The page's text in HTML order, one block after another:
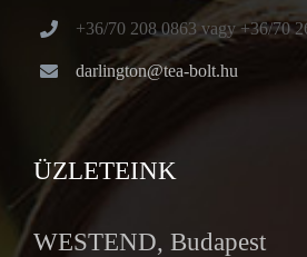
+36/70 208 0863 vagy +36/70
darlington@tea-bolt.hu
ÜZLETEINK
WESTEND, Budapest